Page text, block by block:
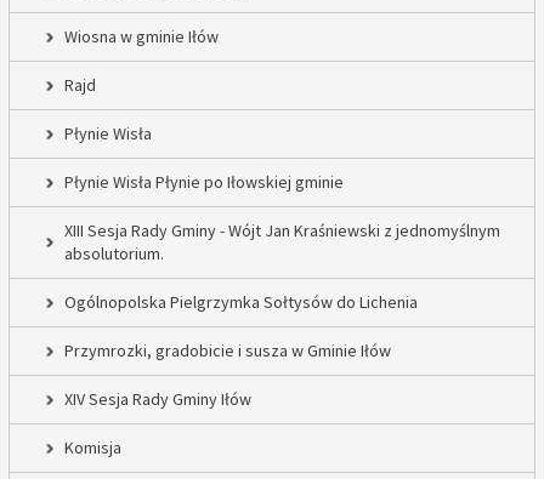
Wiosna w gminie Iłów
Rajd
Płynie Wisła
Płynie Wisła Płynie po Iłowskiej gminie
XIII Sesja Rady Gminy - Wójt Jan Kraśniewski z jednomyślnym
absolutorium.
Ogólnopolska Pielgrzymka Sołtysów do Lichenia
Przymrozki, gradobicie i susza w Gminie Iłów
XIV Sesja Rady Gminy Iłów
Komisja